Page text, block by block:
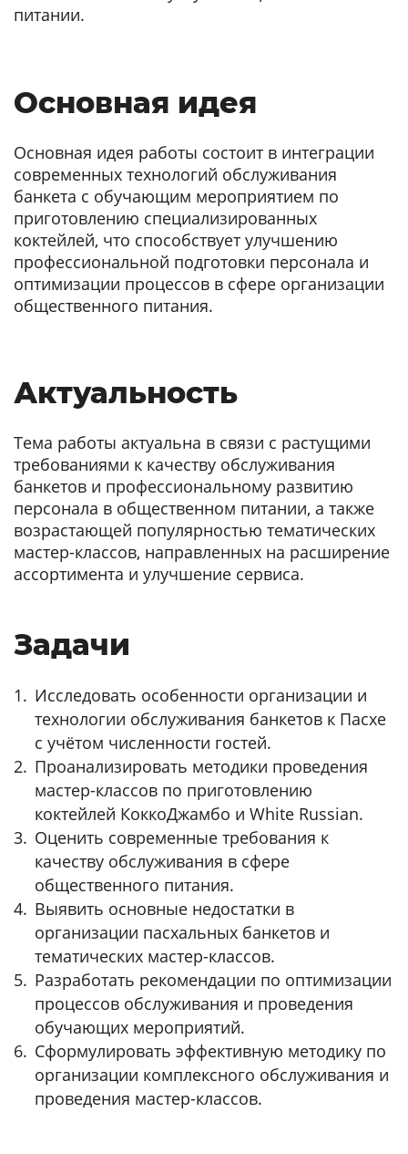
питании.
Основная идея
Основная идея работы состоит в интеграции
современных технологий обслуживания
банкета с обучающим мероприятием по
приготовлению специализированных
коктейлей, что способствует улучшению
профессиональной подготовки персонала и
оптимизации процессов в сфере организации
общественного питания.
Актуальность
Тема работы актуальна в связи с растущими
требованиями к качеству обслуживания
банкетов и профессиональному развитию
персонала в общественном питании, а также
возрастающей популярностью тематических
мастер-классов, направленных на расширение
ассортимента и улучшение сервиса.
Задачи
Исследовать особенности организации и
технологии обслуживания банкетов к Пасхе
с учётом численности гостей.
Проанализировать методики проведения
мастер-классов по приготовлению
коктейлей КоккоДжамбо и White Russian.
Оценить современные требования к
качеству обслуживания в сфере
общественного питания.
Выявить основные недостатки в
организации пасхальных банкетов и
тематических мастер-классов.
Разработать рекомендации по оптимизации
процессов обслуживания и проведения
обучающих мероприятий.
Сформулировать эффективную методику по
организации комплексного обслуживания и
проведения мастер-классов.